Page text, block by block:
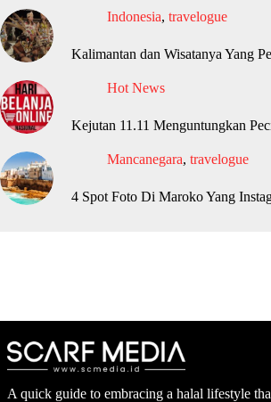
Indonesia, travelogue
Kalimantan dan Wisatanya Yang
Hot News
Kejutan 11.11 Menguntungkan
Mancanegara, travelogue
4 Spot Foto Di Maroko Yang
A quick guide to embracing a halal lifestyle